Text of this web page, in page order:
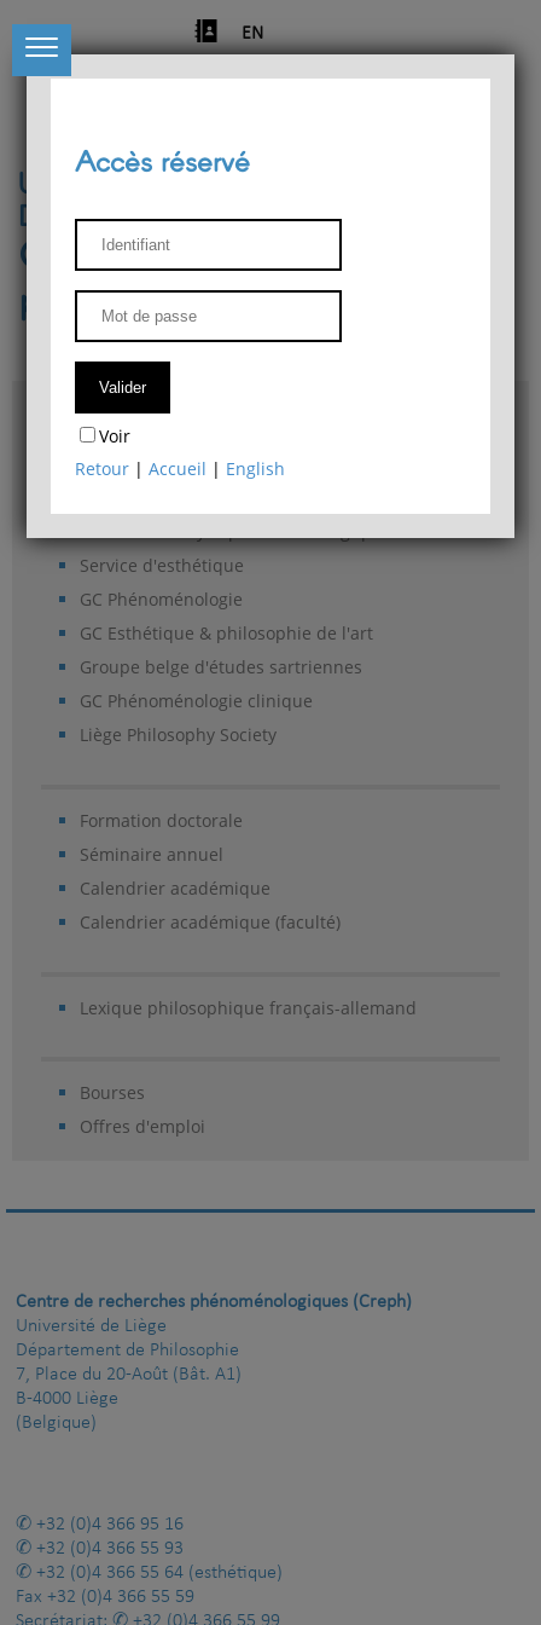
EN
Université de Liège
Département de philosophie
Centre de recherches
phénoménologiques
Accès & plans
Bibliothèque du Département de philosophie
Service d'esthétique
GC Phénoménologie
GC Esthétique & philosophie de l'art
Groupe belge d'études sartriennes
GC Phénoménologie clinique
Liège Philosophy Society
Formation doctorale
Séminaire annuel
Calendrier académique
Calendrier académique (faculté)
Lexique philosophique français-allemand
Bourses
Offres d'emploi
Accès réservé
Voir
Retour |Accueil | English
Centre de recherches phénoménologiques (Creph)
Université de Liège
Département de Philosophie
7, Place du 20-Août (Bât. A1)
B-4000 Liège
(Belgique)
+32 (0)4 366 95 16
+32 (0)4 366 55 93
+32 (0)4 366 55 64 (esthétique)
Fax +32 (0)4 366 55 59